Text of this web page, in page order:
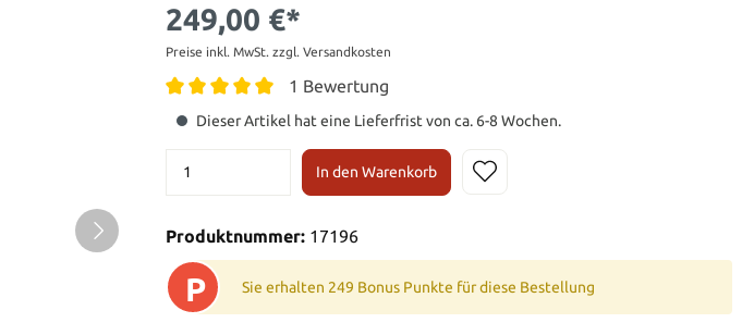
249,00 €*
Preise inkl. MwSt. zzgl. Versandkosten
1 Bewertung
Dieser Artikel hat eine Lieferfrist von ca. 6-8 Wochen.
In den Warenkorb
Produktnummer: 17196
P Sie erhalten 249 Bonus Punkte für diese Bestellung